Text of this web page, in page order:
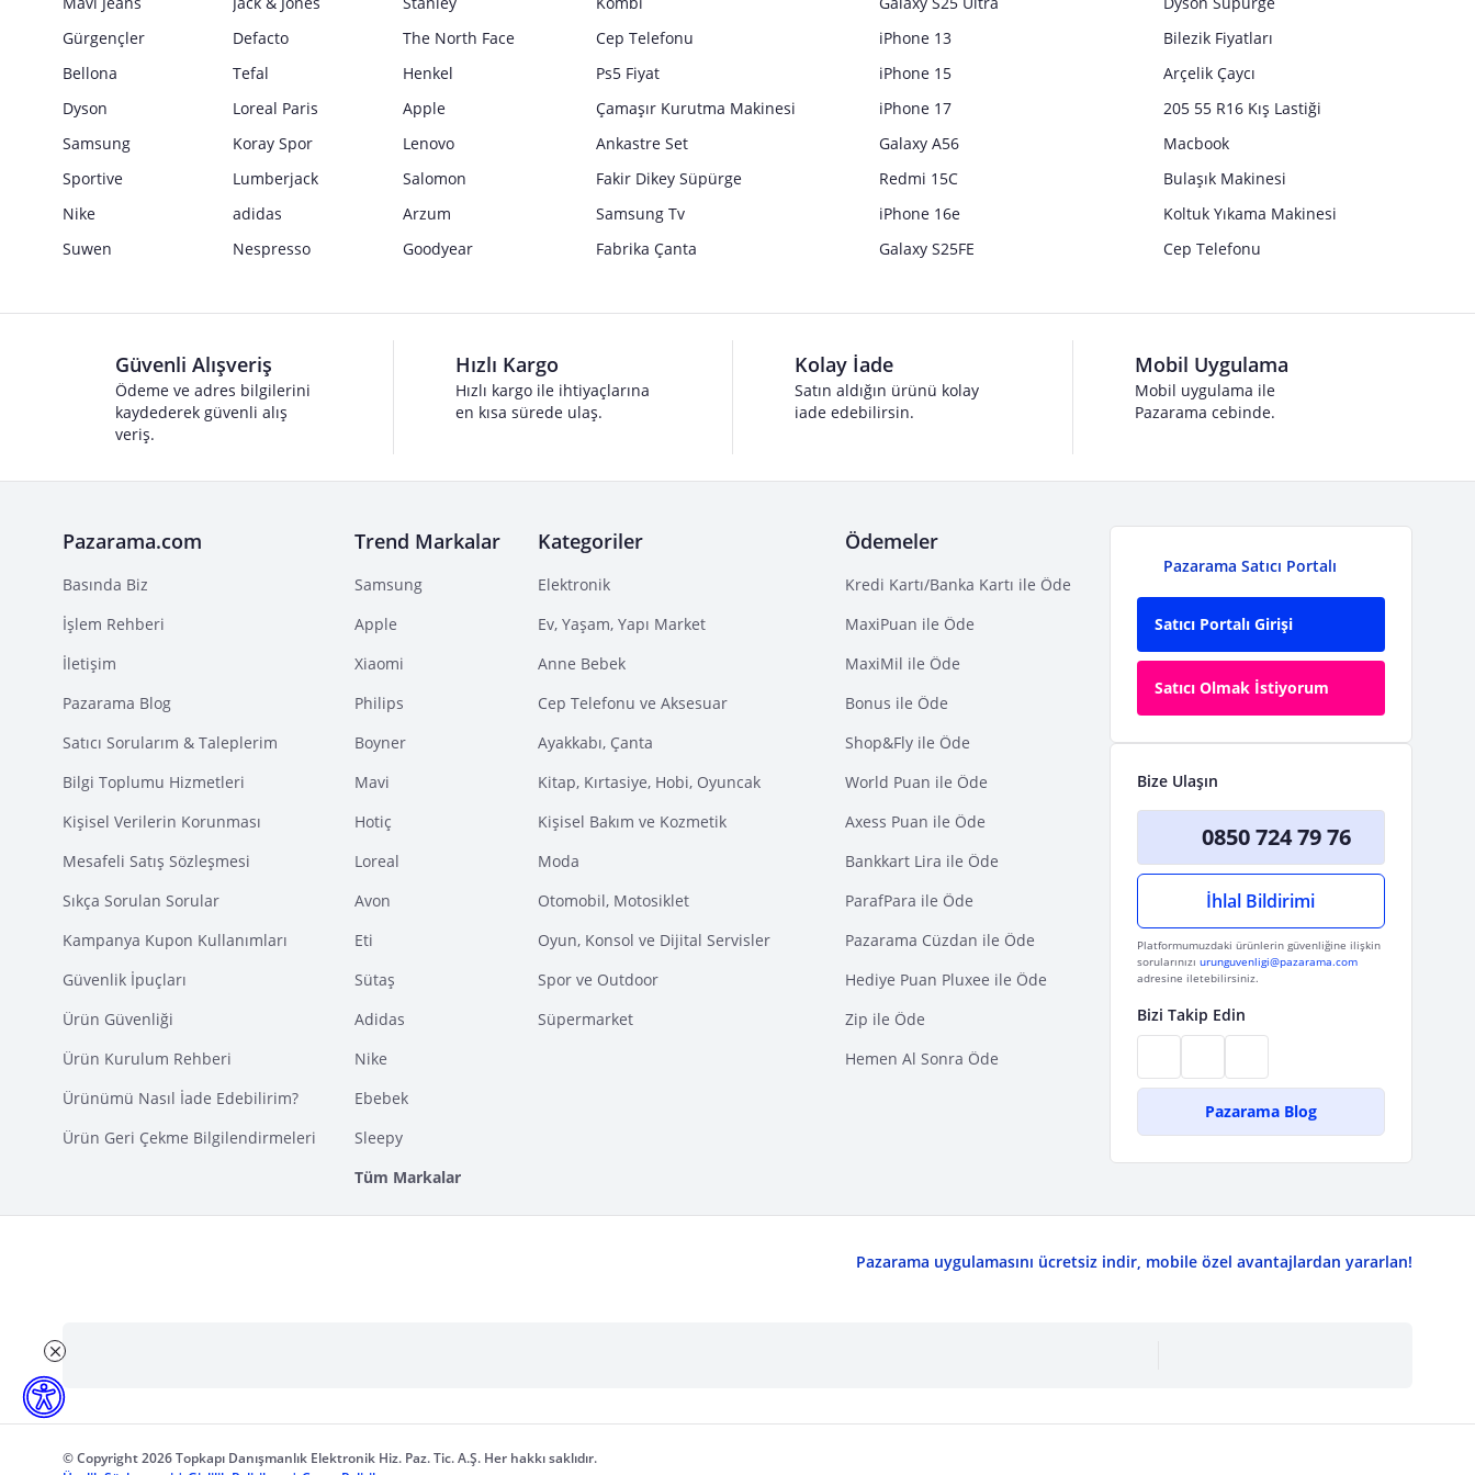
Gürgençler
Defacto
The North Face
Bellona
Tefal
Henkel
Dyson
Loreal Paris
Apple
Samsung
Koray Spor
Lenovo
Sportive
Lumberjack
Salomon
Nike
adidas
Arzum
Suwen
Nespresso Goodyear
Cep Telefonu
Ps5 Fiyat
Çamaşır Kurutma Makinesi
Ankastre Set
Fakir Dikey Süpürge
Samsung Tv
Fabrika Çanta
iPhone 13
iPhone 15
iPhone 17
Galaxy A56
Redmi 15C
iPhone 16e
Galaxy S25FE
Bilezik Fiyatları
Arçelik Çaycı
205 55 R16 Kış Lastiği
Macbook
Bulaşık Makinesi
Koltuk Yıkama Makinesi
Cep Telefonu
Güvenli Alışveriş
Ödeme ve adres bilgilerini
kaydederek güvenli alış
veriş.
Hızlı Kargo
Hızlı kargo ile ihtiyaçlarına
en kısa sürede ulaş.
Kolay İade
Satın aldığın ürünü kolay
iade edebilirsin.
Mobil Uygulama
Mobil uygulama ile
Pazarama cebinde.
Pazarama.com
Basında Biz
İşlem Rehberi
İletişim
Pazarama Blog
Satıcı Sorularım & Taleplerim
Bilgi Toplumu Hizmetleri
Kişisel Verilerin Korunması
Mesafeli Satış Sözleşmesi
Sıkça Sorulan Sorular
Kampanya Kupon Kullanımları
Güvenlik İpuçları
Ürün Güvenliği
Ürün Kurulum Rehberi
Ürünümü Nasıl İade Edebilirim?
Ürün Geri Çekme Bilgilendirmeleri
Trend Markalar
Samsung
Apple
Xiaomi
Philips
Boyner
Mavi
Hotiç
Loreal
Avon
Eti
Sütaş
Adidas
Nike
Ebebek
Sleepy
Tüm Markalar
Kategoriler
Elektronik
Ev, Yaşam, Yapı Market
Anne Bebek
Cep Telefonu ve Aksesuar
Ayakkabı, Çanta
Kitap, Kırtasiye, Hobi, Oyuncak
Kişisel Bakım ve Kozmetik
Moda
Otomobil, Motosiklet
Oyun, Konsol ve Dijital Servisler
Spor ve Outdoor
Süpermarket
Ödemeler
Kredi Kartı/Banka Kartı ile Öde
MaxiPuan ile Öde
MaxiMil ile Öde
Bonus ile Öde
Shop&Fly ile Öde
World Puan ile Öde
Axess Puan ile Öde
Bankkart Lira ile Öde
ParafPara ile Öde
Pazarama Cüzdan ile Öde
Hediye Puan Pluxee ile Öde
Zip ile Öde
Hemen Al Sonra Öde
Pazarama Satıcı Portalı
Satıcı Portalı Girişi
Satıcı Olmak İstiyorum
Bize Ulaşın
0850 724 79 76
İhlal Bildirimi
Platformumuzdaki ürünlerin güvenliğine ilişkin
sorularınızı urunguvenligi@pazarama.com
adresine iletebilirsiniz.
Bizi Takip Edin
Pazarama Blog
Pazarama uygulamasını ücretsiz indir, mobile özel avantajlardan yararlan!
© Copyright 2026 Topkapı Danışmanlık Elektronik Hiz. Paz. Tic. A.Ş. Her hakkı saklıdır.